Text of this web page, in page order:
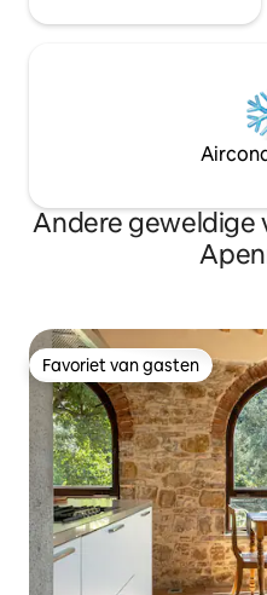
Andere geweldige
Favoriet van gasten
Favoriet van gasten